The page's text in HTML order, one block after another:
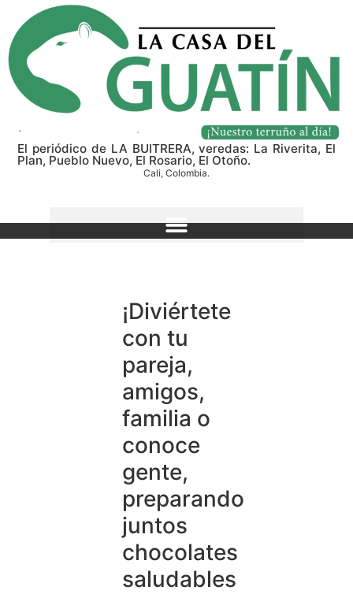
El periódico de LA BUITRERA, veredas: La Riverita, El
Plan, Pueblo Nuevo, El Rosario, El Otoño.
Cali, Colombia.
¡Diviértete
con tu
pareja,
amigos,
familia o
conoce
gente,
preparando
juntos
chocolates
saludables